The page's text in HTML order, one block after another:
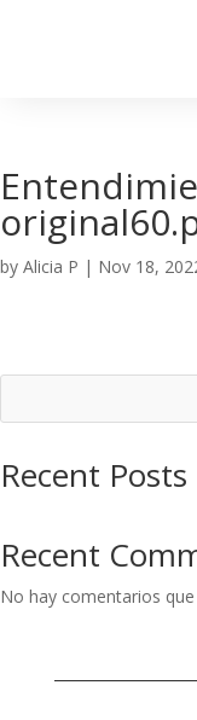
by Alicia P | Nov 18,
Recent Posts
Recent
No hay comentarios